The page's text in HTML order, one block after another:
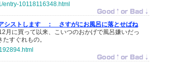
10118116348.html
シストします ：
さすがにお風呂に落とせばね
月に買って以来、こいつのおかげで風呂嫌いだっ
すぐれもの。